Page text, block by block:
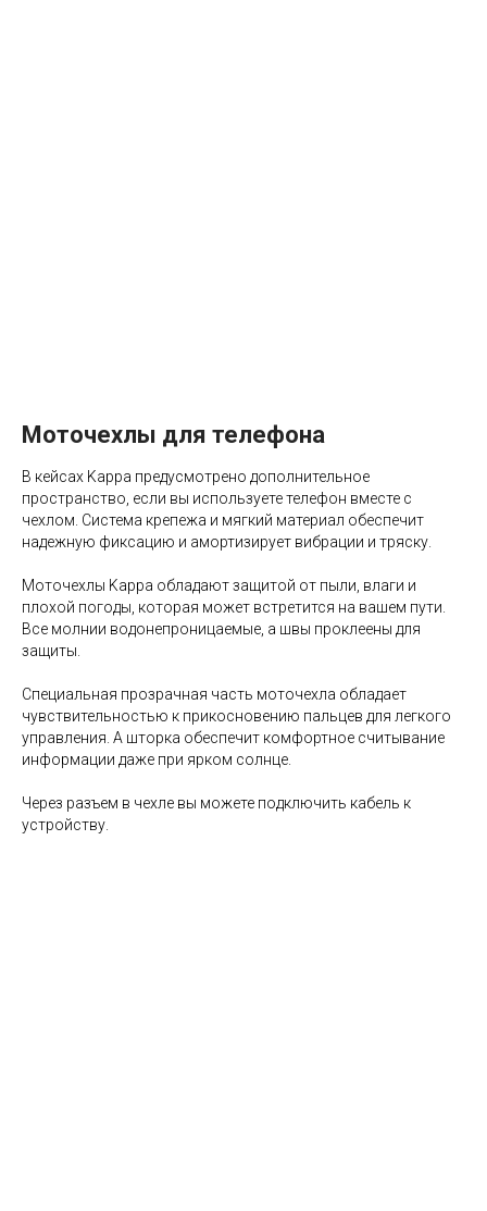
Моточехлы для телефона
В кейсах Kappa предусмотрено дополнительное
пространство, если вы используете телефон вместе с
чехлом. Система крепежа и мягкий материал обеспечит
надежную фиксацию и амортизирует вибрации и тряску.
Моточехлы Kappa обладают защитой от пыли, влаги и
плохой погоды, которая может встретится на вашем пути.
Все молнии водонепроницаемые, а швы проклеены для
защиты.
Специальная прозрачная часть моточехла обладает
чувствительностью к прикосновению пальцев для легкого
управления. А шторка обеспечит комфортное считывание
информации даже при ярком солнце.
Через разъем в чехле вы можете подключить кабель к
устройству.